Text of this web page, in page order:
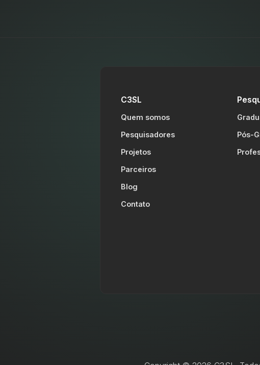
C3SL
Quem somos
Pesquisadores
Projetos
Parceiros
Blog
Contato
Pós-